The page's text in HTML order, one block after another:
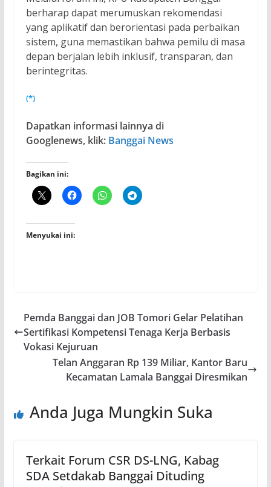
berharap dapat merumuskan rekomendasi
yang aplikatif dan berorientasi pada perbaikan
sistem, guna memastikan bahwa pemilu di masa
depan berjalan lebih inklusif, transparan, dan
berintegritas.
(*)
Dapatkan informasi lainnya di
Googlenews, klik: Banggai News
Bagikan ini:
Menyukai ini:
Pemda Banggai dan JOB Tomori Gelar Pelatihan
Sertifikasi Kompetensi Tenaga Kerja Berbasis
Vokasi Kejuruan
Telan Anggaran Rp 139 Miliar, Kantor Baru
Kecamatan Lamala Banggai Diresmikan
Anda Juga Mungkin Suka
Terkait Forum CSR DS-LNG, Kabag
SDA Setdakab Banggai Dituding